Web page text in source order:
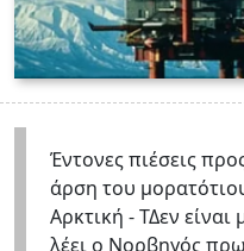
Έντονες πιέσεις
άρση του
Αρκτική - ΤΔεν
λέει ο Νορβηγός